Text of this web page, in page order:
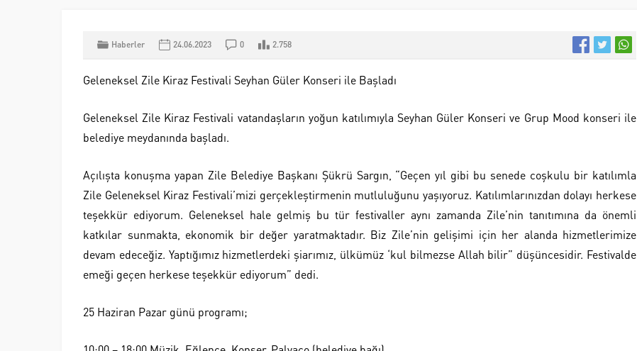
Haberler 24.06.2023 0 2.758
Geleneksel Zile Kiraz Festivali Seyhan Güler Konseri ile Başladı
Geleneksel Zile Kiraz Festivali vatandaşların yoğun katılımıyla Seyhan Güler Konseri ve Grup Mood konseri ile
belediye meydanında başladı.
Açılışta konuşma yapan Zile Belediye Başkanı Şükrü Sargın, “Geçen yıl gibi bu senede coşkulu bir katılımla
Zile Geleneksel Kiraz Festivali’mizi gerçekleştirmenin mutluluğunu yaşıyoruz. Katılımlarınızdan dolayı herkese
teşekkür ediyorum. Geleneksel hale gelmiş bu tür festivaller aynı zamanda Zile’nin tanıtımına da önemli
katkılar sunmakta, ekonomik bir değer yaratmaktadır. Biz Zile’nin gelişimi için her alanda hizmetlerimize
devam edeceğiz. Yaptığımız hizmetlerdeki şiarımız, ülkümüz ‘kul bilmezse Allah bilir” düşüncesidir. Festivalde
emeği geçen herkese teşekkür ediyorum” dedi.
25 Haziran Pazar günü programı;